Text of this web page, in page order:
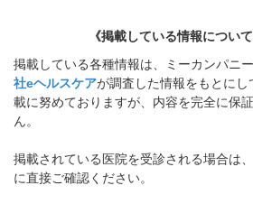
《掲載している情報につい
掲載している各種情報は、ミーカンパニ
社eヘルスケアが調査した情報をもとに
載に努めておりますが、内容を完全に保
ん。
掲載されている医院を受診される場合は
に直接ご確認ください。